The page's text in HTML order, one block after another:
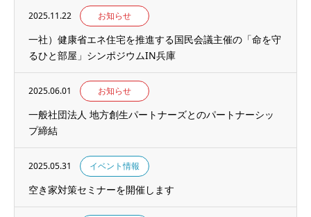
2025.11.22 お知らせ
一社）健康省エネ住宅を推進する国民会議主催の「命を守
るひと部屋」シンポジウムIN兵庫
2025.06.01 お知らせ
一般社団法人 地方創生パートナーズとのパートナーシッ
プ締結
2025.05.31 イベント情報
空き家対策セミナーを開催します